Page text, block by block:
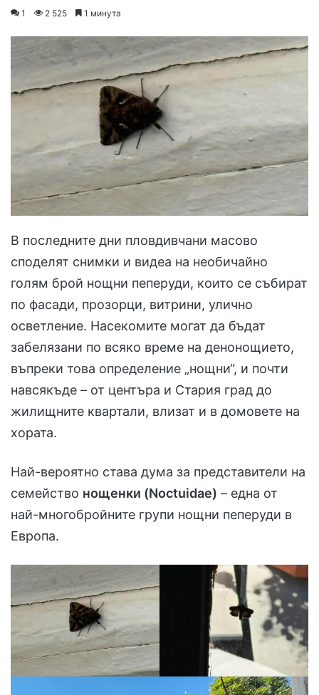
1 2 525 1 минута
В последните дни пловдивчани масово
споделят снимки и видеа на необичайно
голям брой нощни пеперуди, които се събират
по фасади, прозорци, витрини, улично
осветление. Насекомите могат да бъдат
забелязани по всяко време на денонощието,
въпреки това определение „нощни“, и почти
навсякъде – от центъра и Стария град до
жилищните квартали, влизат и в домовете на
хората.
Най-вероятно става дума за представители на
семейство нощенки (Noctuidae) – една от
най-многобройните групи нощни пеперуди в
Европа.